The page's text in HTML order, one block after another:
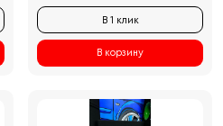
В 1 клик
В корзину